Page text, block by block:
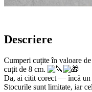
Descriere
Cumperi cuțite în valoare
cuțit de 8 cm.
Da, ai citit corect — încă un
Stocurile sunt limitate, iar